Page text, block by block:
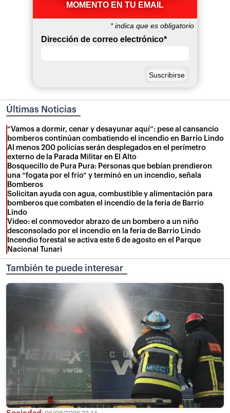
MOMENTO EN TU EMAIL
*indica que es obligatorio
Dirección de correo electrónico*
Últimas Noticias
“Vamos a dormir, cenar y desayunar aquí”: pese al cansancio
bomberos continúan combatiendo el incendio en Barrio Lindo
Al menos 200 policías serán desplegados en el perímetro
externo de la Parada Militar en El Alto
Bosquecillo de Pura Pura: Personas que bebían prendieron
una “fogata por el frío” y terminó en un incendio, señala
Bomberos
Solicitan ayuda con agua, combustible y alimentación para
bomberos que combaten el incendio de la feria de Barrio
Lindo
Video: el conmovedor abrazo de un bombero a un niño
desconsolado por el incendio en la feria de Barrio Lindo
Incendio forestal se activa este 6 de agosto en el Parque
Nacional Tunari
También te puede interesar